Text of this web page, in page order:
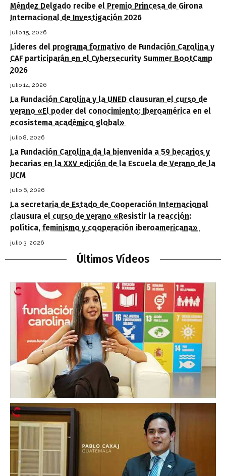
Méndez Delgado recibe el Premio Princesa de Girona
Internacional de Investigación 2026
julio 15, 2026
Líderes del programa formativo de Fundación Carolina y
CAF participarán en el Cybersecurity Summer BootCamp
2026
julio 14, 2026
La Fundación Carolina y la UNED clausuran el curso de
verano «El poder del conocimiento: Iberoamérica en el
ecosistema académico global»
julio 8, 2026
La Fundación Carolina da la bienvenida a 59 becarios y
becarias en la XXV edición de la Escuela de Verano de la
UCM
julio 6, 2026
La secretaria de Estado de Cooperación Internacional
clausura el curso de verano «Resistir la reacción:
política, feminismo y cooperación iberoamericana»
julio 3, 2026
Últimos Vídeos